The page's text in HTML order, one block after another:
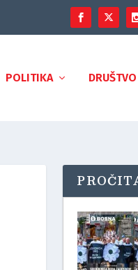
POLITIKA DRUŠTVO